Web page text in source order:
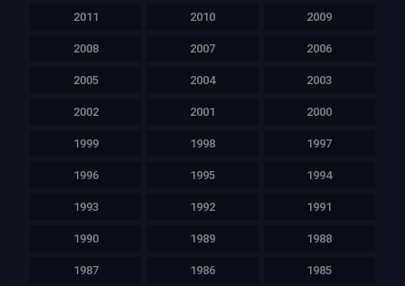
2011 2010 2009
2008 2007 2006
2005 2004 2003
2002 2001 2000
1999 1998 1997
1996 1995 1994
1993 1992 1991
1990 1989 1988
1987 1986 1985